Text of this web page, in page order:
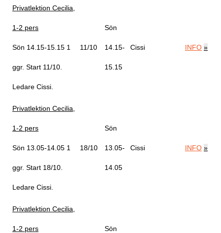
Privatlektion Cecilia,
1-2 pers
Sön 14.15-15.15 1
ggr. Start 11/10
Ledare Cissi
11/10
Sön
14.15-
15.15
Cissi INFO »
Privatlektion Cecilia,
1-2 pers
Sön 13.05-14.05 1
ggr. Start 18/10
Ledare Cissi
18/10
Sön
13.05-
14.05
Cissi INFO »
Privatlektion Cecilia,
1-2 pers Sön